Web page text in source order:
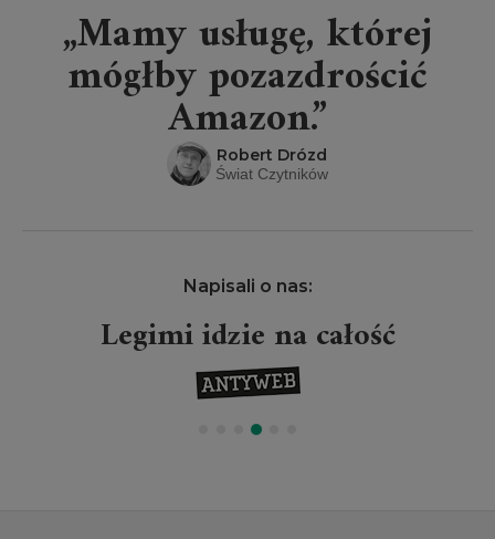
„Mamy usługę, której
mógłby pozazdrościć
Amazon.”
Robert Drózd
Świat Czytników
Napisali o nas:
Legimi idzie na całość